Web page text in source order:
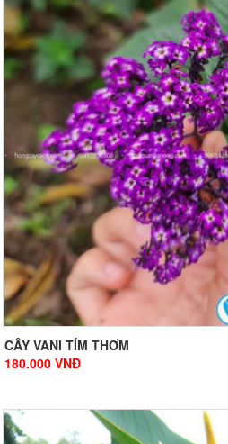
CÂY VANI TÍM THƠM
180.000 VNĐ